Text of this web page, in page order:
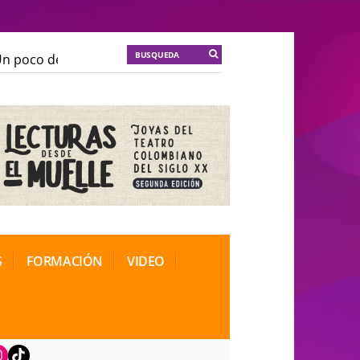
poco de locura para la cordura
de Teatro Rosa
FORMACIÓN VIDEO
TikTok